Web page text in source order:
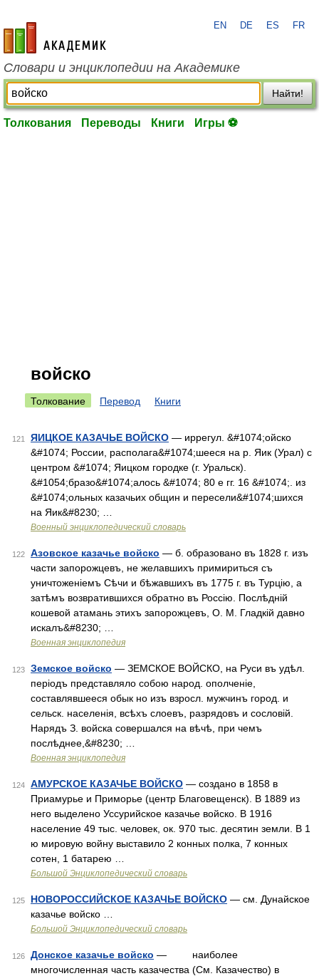
academic.ru
EN DE ES FR
Словари и энциклопедии на Академике
Найти!
Толкования Переводы Книги Игры ⚽
войско
Толкование Перевод Книги
121 ЯИЦКОЕ КАЗАЧЬЕ ВОЙСКО — иррегул. &#1074;ойско
&#1074; России, располага&#1074;шееся на р. Яик (Урал) с
центром &#1074; Яицком городке (г. Уральск).
&#1054;бразо&#1074;алось &#1074; 80 е гг. 16 &#1074;. из
&#1074;ольных казачьих общин и пересели&#1074;шихся
на Яик&#8230; …
Военный энциклопедический словарь
122 Азовское казачье войско — б. образовано въ 1828 г. изъ
части запорожцевъ, не желавшихъ примириться съ
уничтоженіемъ Сѣчи и бѣжавшихъ въ 1775 г. въ Турцію, а
затѣмъ возвратившихся обратно въ Россію. Послѣдній
кошевой атамань этихъ запорожцевъ, О. М. Гладкій давно
искалъ&#8230; …
Военная энциклопедия
123 Земское войско — ЗЕМСКОЕ ВОЙСКО, на Руси въ удѣл.
періодъ представляло собою народ. ополченіе,
составлявшееся обык но изъ взросл. мужчинъ город. и
сельск. населенія, всѣхъ слоевъ, разрядовъ и сословій.
Нарядъ З. войска совершался на вѣчѣ, при чемъ
послѣднее,&#8230; …
Военная энциклопедия
124 АМУРСКОЕ КАЗАЧЬЕ ВОЙСКО — создано в 1858 в
Приамурье и Приморье (центр Благовещенск). В 1889 из
него выделено Уссурийское казачье войско. В 1916
население 49 тыс. человек, ок. 970 тыс. десятин земли. В 1
ю мировую войну выставило 2 конных полка, 7 конных
сотен, 1 батарею …
Большой Энциклопедический словарь
125 НОВОРОССИЙСКОЕ КАЗАЧЬЕ ВОЙСКО — см. Дунайское
казачье войско …
Большой Энциклопедический словарь
126 Донское казачье войско — наиболее
многочисленная часть казачества (См. Казачество) в